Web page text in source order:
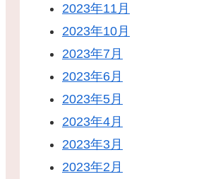
2023年11月
2023年10月
2023年7月
2023年6月
2023年5月
2023年4月
2023年3月
2023年2月